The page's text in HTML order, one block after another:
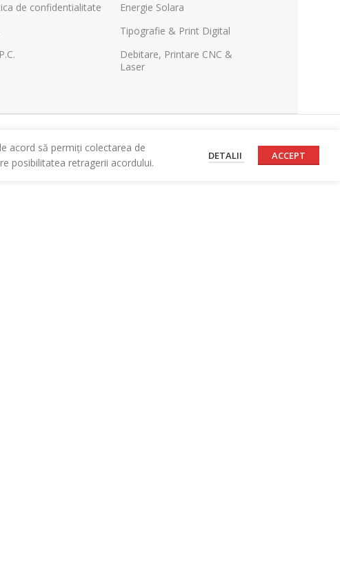
de confidentialitate
Energie Solara
Tipografie & Print Digital
Debitare, Printare CNC &
Laser
acord să permiți colectarea de
posibilitatea retragerii acordului.
DETALII ACCEPT